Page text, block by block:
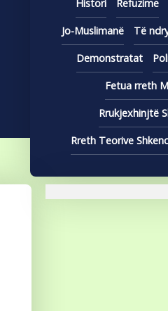
Histori Refuzime
Jo-Muslimanë Të
Demonstratat
Fetua rreth
Rrukjexhinjtë
Rreth Teorive